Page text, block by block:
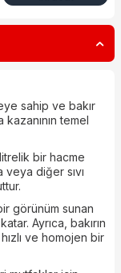
sahip ve bakır
temel
bir hacme
diğer sıvı
görünüm sunan
Ayrıca, bakırın
ve homojen bir